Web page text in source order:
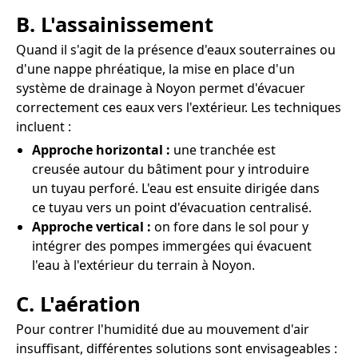
B. L'assainissement
Quand il s'agit de la présence d'eaux souterraines ou
d'une nappe phréatique, la mise en place d'un
système de drainage à Noyon permet d'évacuer
correctement ces eaux vers l'extérieur. Les techniques
incluent :
Approche horizontal : une tranchée est
creusée autour du bâtiment pour y introduire
un tuyau perforé. L'eau est ensuite dirigée dans
ce tuyau vers un point d'évacuation centralisé.
Approche vertical : on fore dans le sol pour y
intégrer des pompes immergées qui évacuent
l'eau à l'extérieur du terrain à Noyon.
C. L'aération
Pour contrer l'humidité due au mouvement d'air
insuffisant, différentes solutions sont envisageables :